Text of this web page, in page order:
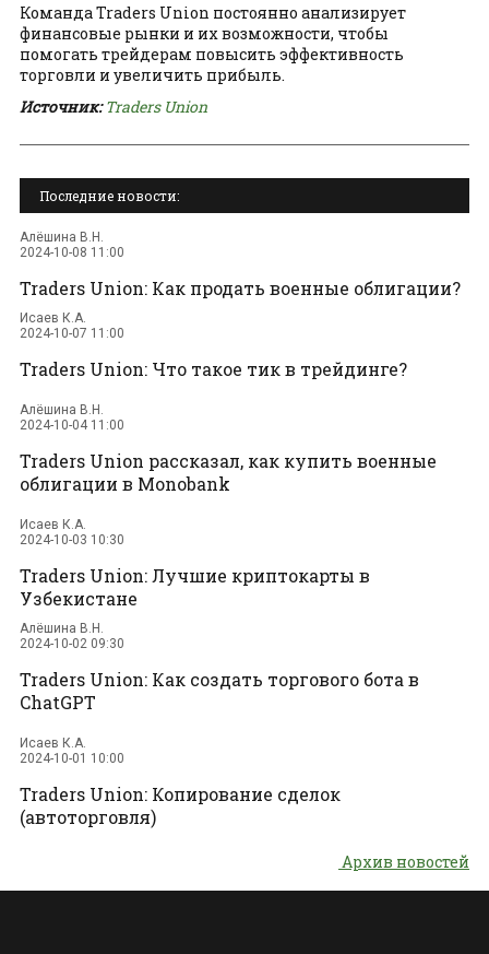
Команда Traders Union постоянно анализирует
финансовые рынки и их возможности, чтобы
помогать трейдерам повысить эффективность
торговли и увеличить прибыль.
Источник: Traders Union
Последние новости:
Алёшина В.Н.
2024-10-08 11:00
Traders Union: Как продать военные облигации?
Исаев К.А.
2024-10-07 11:00
Traders Union: Что такое тик в трейдинге?
Алёшина В.Н.
2024-10-04 11:00
Traders Union рассказал, как купить военные
облигации в Monobank
Исаев К.А.
2024-10-03 10:30
Traders Union: Лучшие криптокарты в
Узбекистане
Алёшина В.Н.
2024-10-02 09:30
Traders Union: Как создать торгового бота в
ChatGPT
Исаев К.А.
2024-10-01 10:00
Traders Union: Копирование сделок
(автоторговля)
Архив новостей